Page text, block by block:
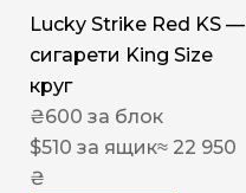
Lucky Strike Red KS —
сигарети King Size
круг
₴600 за блок
$510 за ящик≈ 22 950
₴